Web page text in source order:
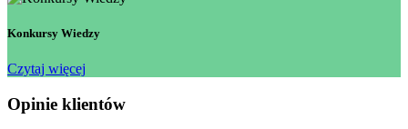
Konkursy Wiedzy
Czytaj więcej
Opinie klientów